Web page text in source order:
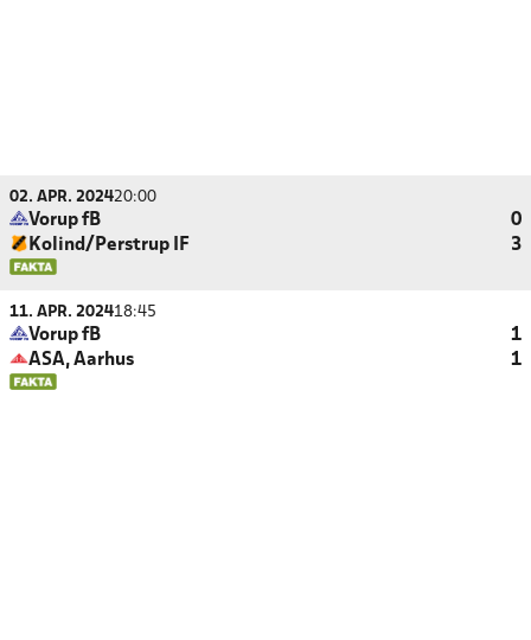
02. APR. 202420:00
Vorup fB
0
Kolind/Perstrup IF
3
11. APR. 202418:45
Vorup fB
1
ASA, Aarhus
1